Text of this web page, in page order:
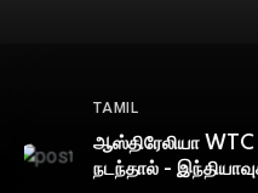
TAMIL
ஆஸ்திரேலியா
நடந்தால் -